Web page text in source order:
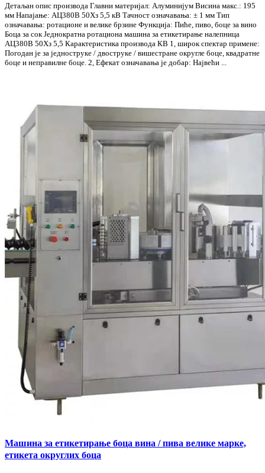
Детаљан опис производа Главни материјал: Алуминијум Висина макс.: 195
мм Напајање: АЦ380В 50Хз 5,5 кВ Тачност означавања: ± 1 мм Тип
означавања: ротационе и велике брзине Функција: Пиће, пиво, боце за вино
Боца за сок Једнократна ротациона машина за етикетирање налепница
АЦ380В 50Хз 5,5 Карактеристика производа КВ 1, широк спектар примене:
Погодан је за једноструке / двоструке / вишестране округле боце, квадратне
боце и неправилне боце. 2, Ефекат означавања је добар: Највећи ...
Машина за етикетирање боца вина / пива велике марке,
етикета округлих боца